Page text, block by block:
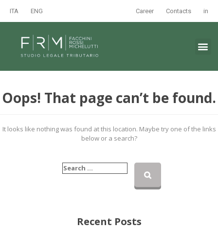
ITA ENG Career Contacts in
Oops! That page can’t be found.
It looks like nothing was found at this location. Maybe try one of the links
below or a search?
Recent Posts